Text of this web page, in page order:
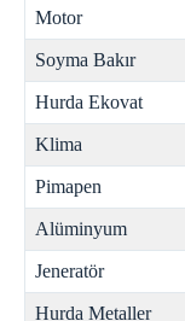
Motor
Soyma Bakır
Hurda Ekovat
Klima
Pimapen
Alüminyum
Jeneratör
Hurda Metaller